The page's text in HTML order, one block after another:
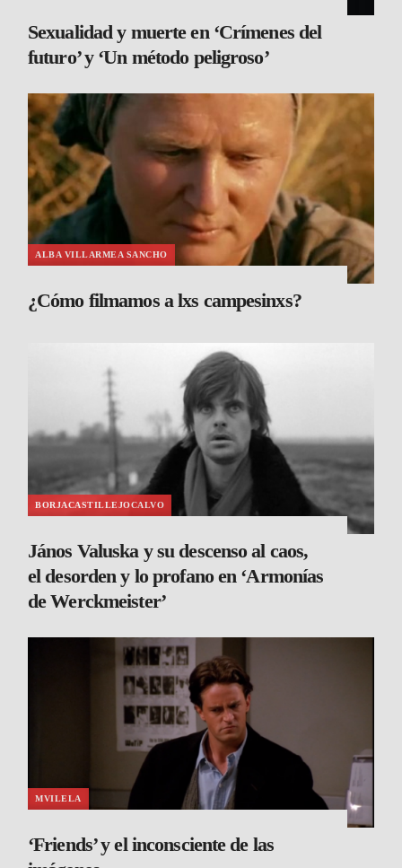
Sexualidad y muerte en ‘Crímenes del
futuro’ y ‘Un método peligroso’
ALBA VILLARMEA SANCHO
¿Cómo filmamos a lxs campesinxs?
BORJACASTILLEJOCALVO
János Valuska y su descenso al caos,
el desorden y lo profano en ‘Armonías
de Werckmeister’
MVILELA
‘Friends’ y el inconsciente de las